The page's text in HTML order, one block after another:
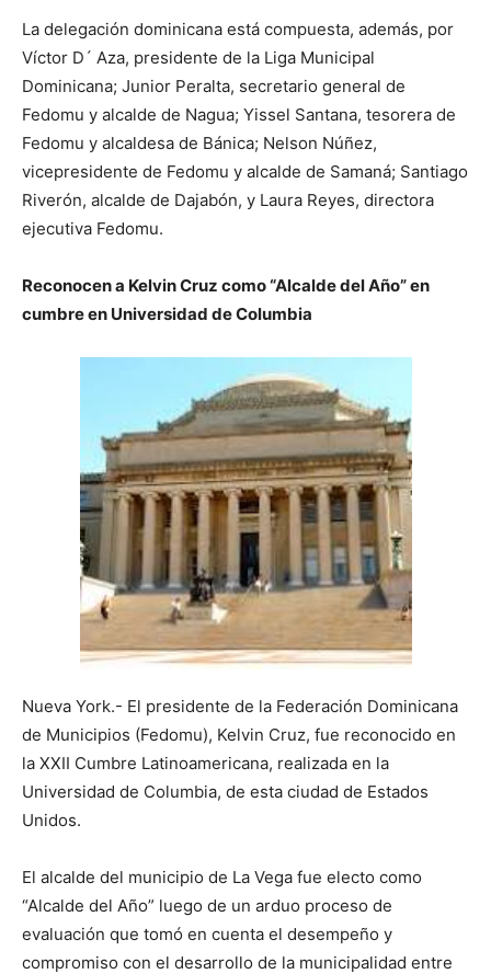
La delegación dominicana está compuesta, además, por
Víctor D´ Aza, presidente de la Liga Municipal
Dominicana; Junior Peralta, secretario general de
Fedomu y alcalde de Nagua; Yissel Santana, tesorera de
Fedomu y alcaldesa de Bánica; Nelson Núñez,
vicepresidente de Fedomu y alcalde de Samaná; Santiago
Riverón, alcalde de Dajabón, y Laura Reyes, directora
ejecutiva Fedomu.
Reconocen a Kelvin Cruz como “Alcalde del Año” en
cumbre en Universidad de Columbia
Nueva York.- El presidente de la Federación Dominicana
de Municipios (Fedomu), Kelvin Cruz, fue reconocido en
la XXII Cumbre Latinoamericana, realizada en la
Universidad de Columbia, de esta ciudad de Estados
Unidos.
El alcalde del municipio de La Vega fue electo como
“Alcalde del Año” luego de un arduo proceso de
evaluación que tomó en cuenta el desempeño y
compromiso con el desarrollo de la municipalidad entre